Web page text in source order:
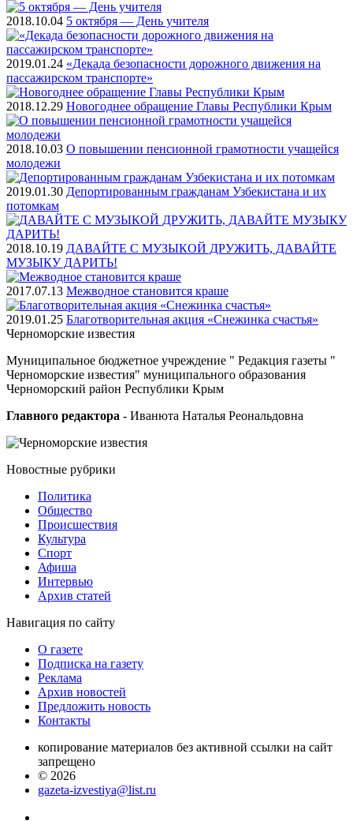
2018.10.04 5 октября — День учителя
2019.01.24 «Декада безопасности дорожного движения на
пассажирском транспорте»
2018.12.29 Новогоднее обращение Главы Республики Крым
2018.10.03 О повышении пенсионной грамотности учащейся
молодежи
2019.01.30 Депортированным гражданам Узбекистана и их
потомкам
2018.10.19 ДАВАЙТЕ С МУЗЫКОЙ ДРУЖИТЬ, ДАВАЙТЕ
МУЗЫКУ ДАРИТЬ!
2017.07.13 Межводное становится краше
2019.01.25 Благотворительная акция «Снежинка счастья»
Черноморские известия
Муниципальное бюджетное учреждение " Редакция газеты "
Черноморские известия" муниципального образования
Черноморский район Республики Крым
Главного редактора - Иванюта Наталья Реональдовна
Новостные рубрики
Политика
Общество
Проиcшествия
Культура
Спорт
Афиша
Интервью
Архив статей
Навигация по сайту
О газете
Подписка на газету
Реклама
Архив новостей
Предложить новость
Контакты
копирование материалов без активной ссылки на сайт
запрещено
© 2026
gazeta-izvestiya@list.ru